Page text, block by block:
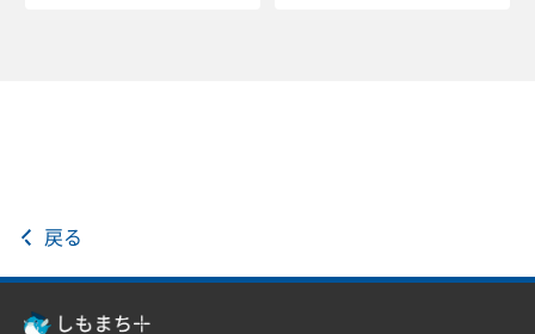
戻る